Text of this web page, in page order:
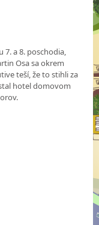
a 8. poschodia,
Osa sa okrem
teší, že to stihli za
hotel domovom